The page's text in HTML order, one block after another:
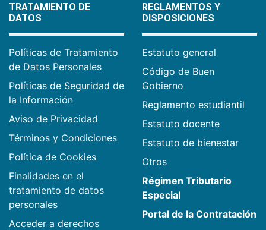
TRATAMIENTO DE
DATOS
Políticas de Tratamiento
de Datos Personales
Políticas de Seguridad de
la Información
Aviso de Privacidad
Términos y Condiciones
Política de Cookies
Finalidades en el
tratamiento de datos
personales
Acceder a derechos
REGLAMENTOS Y
DISPOSICIONES
Estatuto general
Código de Buen
Gobierno
Reglamento estudiantil
Estatuto docente
Estatuto de bienestar
Otros
Régimen Tributario
Especial
Portal de la Contratación